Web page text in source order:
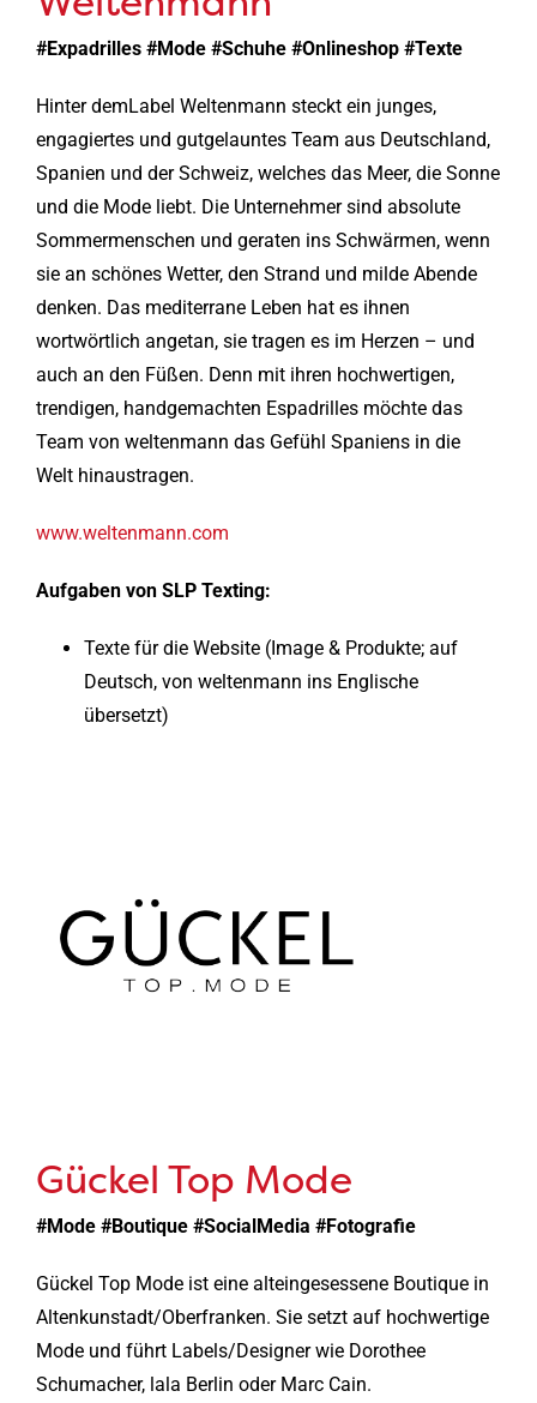
#Expadrilles #Mode #Schuhe #Onlineshop #Texte
Hinter demLabel Weltenmann steckt ein junges,
engagiertes und gutgelauntes Team aus Deutschland,
Spanien und der Schweiz, welches das Meer, die Sonne
und die Mode liebt. Die Unternehmer sind absolute
Sommermenschen und geraten ins Schwärmen, wenn
sie an schönes Wetter, den Strand und milde Abende
denken. Das mediterrane Leben hat es ihnen
wortwörtlich angetan, sie tragen es im Herzen – und
auch an den Füßen. Denn mit ihren hochwertigen,
trendigen, handgemachten Espadrilles möchte das
Team von weltenmann das Gefühl Spaniens in die
Welt hinaustragen.
www.weltenmann.com
Aufgaben von SLP Texting:
Texte für die Website (Image & Produkte; auf
Deutsch, von weltenmann ins Englische
übersetzt)
Gückel Top Mode
#Mode #Boutique #SocialMedia #Fotografie
Gückel Top Mode ist eine alteingesessene Boutique in
Altenkunstadt/Oberfranken. Sie setzt auf hochwertige
Mode und führt Labels/Designer wie Dorothee
Schumacher, lala Berlin oder Marc Cain.